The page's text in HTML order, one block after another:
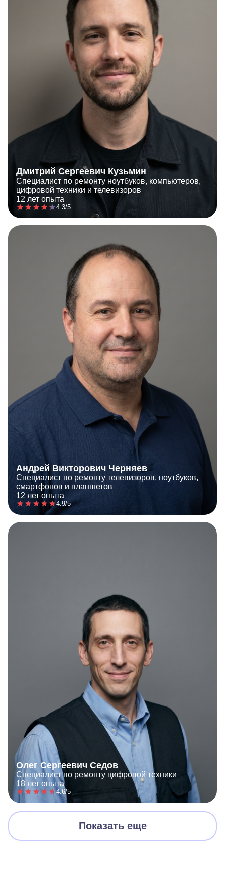
Дмитрий Сергеевич Кузьмин
Специалист по ремонту ноутбуков, компьютеров,
цифровой техники и телевизоров
12 лет опыта
4.3/5
Андрей Викторович Черняев
Специалист по ремонту телевизоров, ноутбуков,
смартфонов и планшетов
12 лет опыта
4.9/5
Олег Сергеевич Седов
Специалист по ремонту цифровой техники
18 лет опыта
4.6/5
Показать еще